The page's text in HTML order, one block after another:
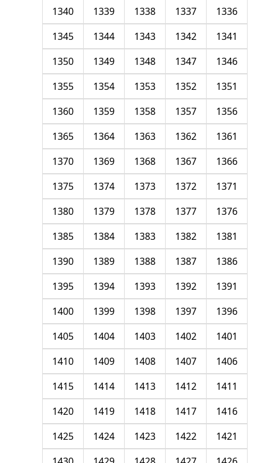
1336
1337
1338
1339
1340
1341
1342
1343
1344
1345
1346
1347
1348
1349
1350
1351
1352
1353
1354
1355
1356
1357
1358
1359
1360
1361
1362
1363
1364
1365
1366
1367
1368
1369
1370
1371
1372
1373
1374
1375
1376
1377
1378
1379
1380
1381
1382
1383
1384
1385
1386
1387
1388
1389
1390
1391
1392
1393
1394
1395
1396
1397
1398
1399
1400
1401
1402
1403
1404
1405
1406
1407
1408
1409
1410
1411
1412
1413
1414
1415
1416
1417
1418
1419
1420
1421
1422
1423
1424
1425